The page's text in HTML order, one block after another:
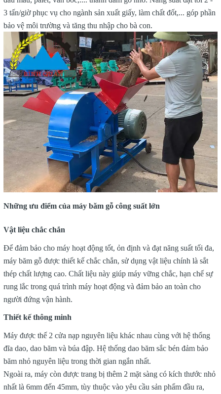
3 tấn/giờ phục vụ cho ngành sản xuất giấy, làm chất đốt,... góp phần
bảo vệ môi trường và tăng thu nhập cho bà con.
Những ưu điểm của máy băm gỗ công suất lớn
Vật liệu chắc chắn
Để đảm bảo cho máy hoạt động tốt, ỏn định và đạt năng suất tối đa,
máy băm gỗ được thiết kế chắc chắn, sử dụng vật liệu chính là sắt
thép chất lượng cao. Chất liệu này giúp máy vững chắc, hạn chế sự
rung lắc trong quá trình máy hoạt động và đảm bảo an toàn cho
người đứng vận hành.
Thiết kế thông minh
Máy được thế 2 cửa nạp nguyên liệu khác nhau cùng với hệ thống
đĩa dao, dao băm và búa đập. Hệ thống dao băm sắc bén đảm bảo
băm nhỏ nguyên liệu trong thời gian ngắn nhất.
Ngoài ra, máy còn được trang bị thêm 2 mặt sàng có kích thước nhỏ
nhất là 6mm đến 45mm, tùy thuộc vào yêu cầu sản phẩm đầu ra,